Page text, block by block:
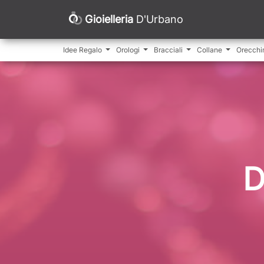
Gioielleria D'Urbano
Idee Regalo Orologi Bracciali Collane